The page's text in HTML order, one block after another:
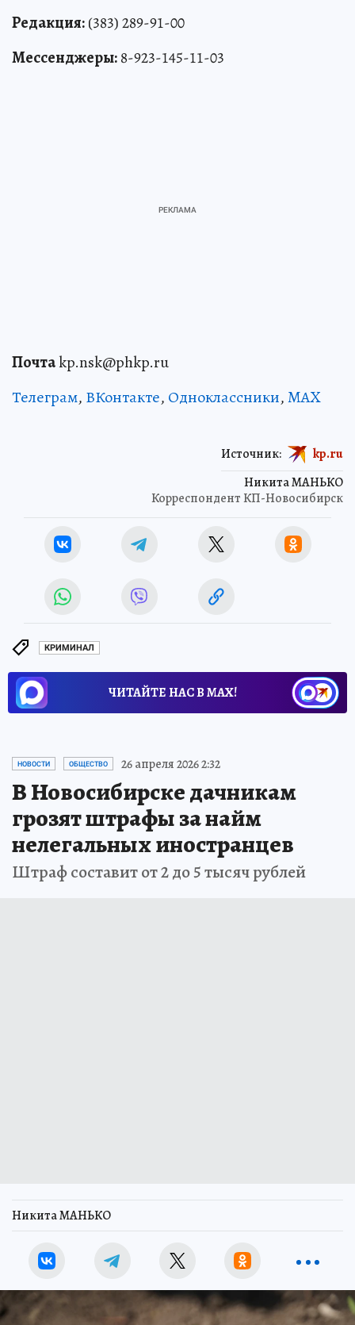
Редакция:(383) 289-91-00
Мессенджеры:8-923-145-11-03
Почтаkp.nsk@phkp.ru
Телеграм, ВКонтакте, Одноклассники,MAX
Никита МАНЬКО
Корреспондент КП-Новосибирск
Источник: kp.ru
КРИМИНАЛ
ЧИТАЙТЕ НАС В МАХ!
НОВОСТИ ОБЩЕСТВО 26 апреля 2026 2:32
В Новосибирске дачникам
грозят штрафы за найм
нелегальных иностранцев
Штраф составит от 2 до 5 тысяч рублей
Никита МАНЬКО